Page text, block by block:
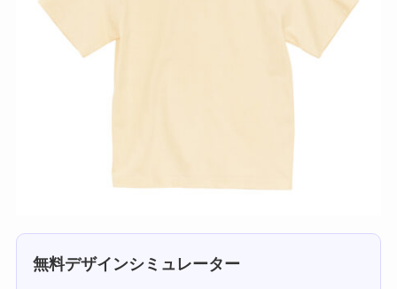
無料デザインシミュレーター